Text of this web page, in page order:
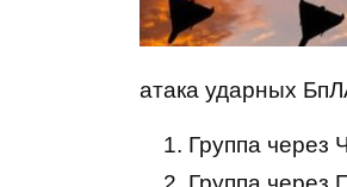
атака ударных
Группа через